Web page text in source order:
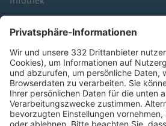
Kontakt
HÄUFIG BESUCHTE SEITEN
Pässe und Vereinswechsel
Trainerausbildung
Schulungsangebot Vereinsmitarbeiter